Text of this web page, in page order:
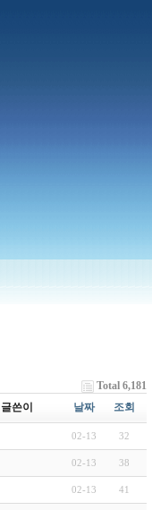
Total 6,181
글쓴이 날짜 조회
02-13 32
02-13 38
02-13 41